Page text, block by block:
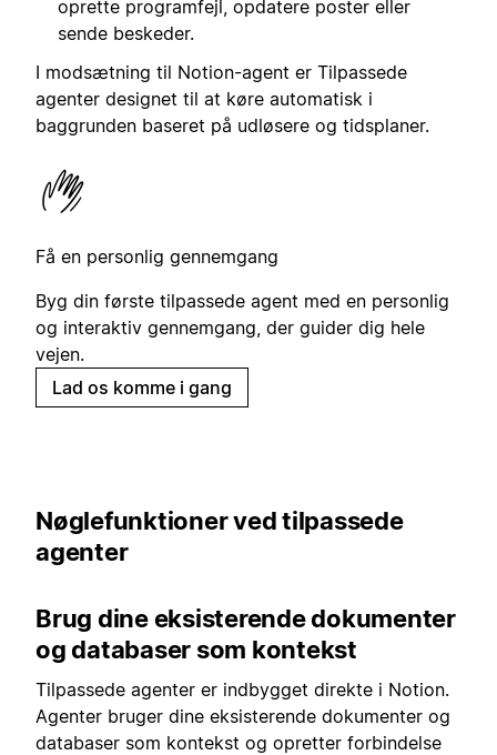
oprette programfejl, opdatere poster eller
sende beskeder.
I modsætning til Notion-agent er Tilpassede
agenter designet til at køre automatisk i
baggrunden baseret på udløsere og tidsplaner.
Få en personlig gennemgang
Byg din første tilpassede agent med en personlig
og interaktiv gennemgang, der guider dig hele
vejen.
Lad os komme i gang
Nøglefunktioner ved tilpassede
agenter
Brug dine eksisterende dokumenter
og databaser som kontekst
Tilpassede agenter er indbygget direkte i Notion.
Agenter bruger dine eksisterende dokumenter og
databaser som kontekst og opretter forbindelse